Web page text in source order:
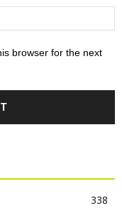
browser for the next
338